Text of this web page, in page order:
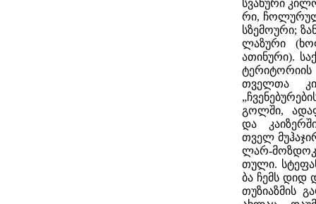
სვა­ნუ­რი
რი,
სზე­მო­უ­რი;
ლა­ზუ­რი
ათი­ნუ­რი).
თველ­თა
გოლ­ში,
და
თველ
ლარ-
თუ­ლი.
ბა ჩემს დიდ
თუ­ზი­აზ­მის